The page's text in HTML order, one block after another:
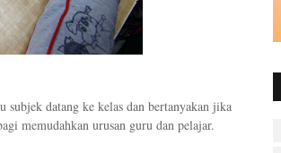
subjek datang ke kelas dan bertanyakan jika
memudahkan urusan guru dan pelajar.